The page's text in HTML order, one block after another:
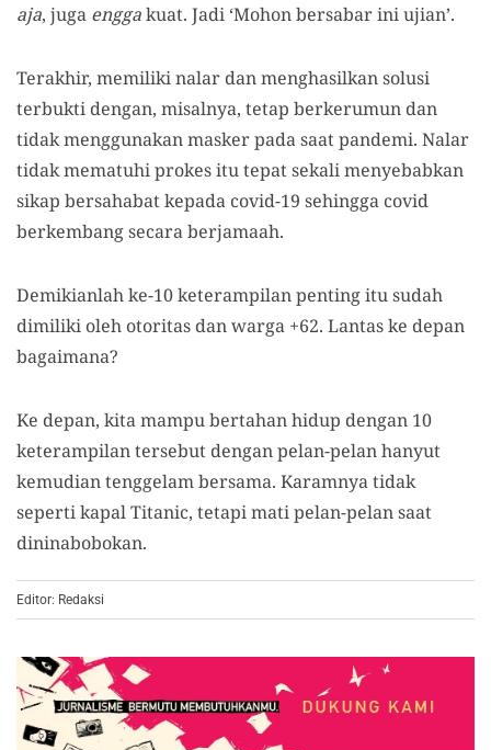
aja, juga enggakuat. Jadi ‘Mohon bersabar ini ujian’.
Terakhir, memiliki nalar dan menghasilkan solusi
terbukti dengan, misalnya, tetap berkerumun dan
tidak menggunakan masker pada saat pandemi. Nalar
tidak mematuhi prokes itu tepat sekali menyebabkan
sikap bersahabat kepada covid-19 sehingga covid
berkembang secara berjamaah.
Demikianlah ke-10 keterampilan penting itu sudah
dimiliki oleh otoritas dan warga +62. Lantas ke depan
bagaimana?
Ke depan, kita mampu bertahan hidup dengan 10
keterampilan tersebut dengan pelan-pelan hanyut
kemudian tenggelam bersama. Karamnya tidak
seperti kapal Titanic, tetapi mati pelan-pelan saat
dininabobokan.
Editor: Redaksi